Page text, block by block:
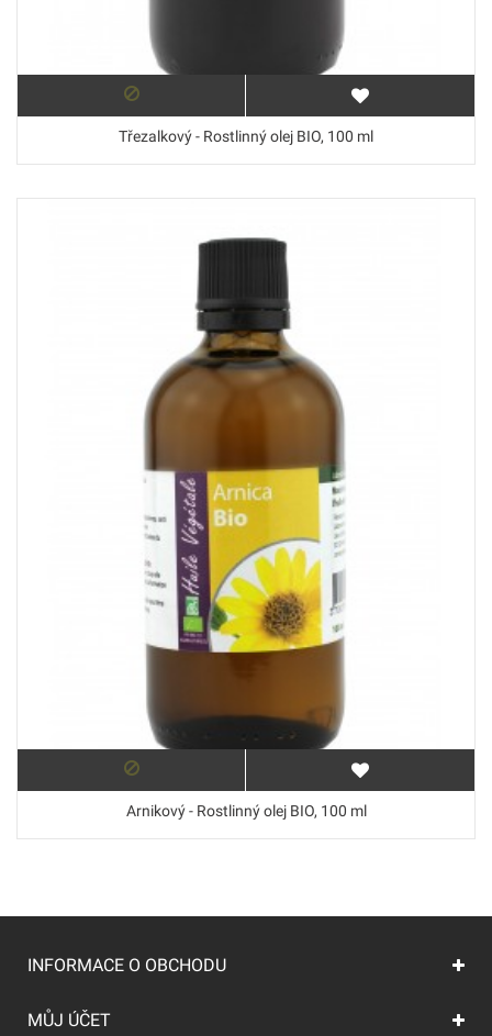
Třezalkový - Rostlinný olej BIO, 100 ml
Arnikový - Rostlinný olej BIO, 100 ml
INFORMACE O OBCHODU
MŮJ ÚČET